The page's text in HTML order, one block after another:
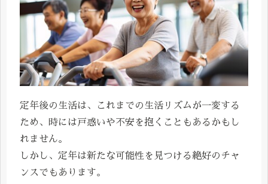
定年後の生活は、これまでの生活リズムが一変する
ため、時には戸惑いや不安を抱くこともあるかもし
れません。
しかし、定年は新たな可能性を見つける絶好のチャ
ンスでもあります。